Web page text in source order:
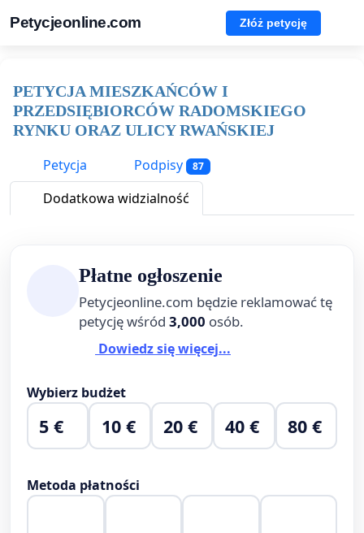
Petycjeonline.com Złóż petycję
PETYCJA MIESZKAŃCÓW I
PRZEDSIĘBIORCÓW RADOMSKIEGO
RYNKU ORAZ ULICY RWAŃSKIEJ
Petycja
Podpisy 87
Dodatkowa widzialność
Płatne ogłoszenie
Petycjeonline.com będzie reklamować tę
petycję wśród 3,000 osób.
Dowiedz się więcej...
Wybierz budżet
5 € 10 € 20 € 40 € 80 €
Metoda płatności